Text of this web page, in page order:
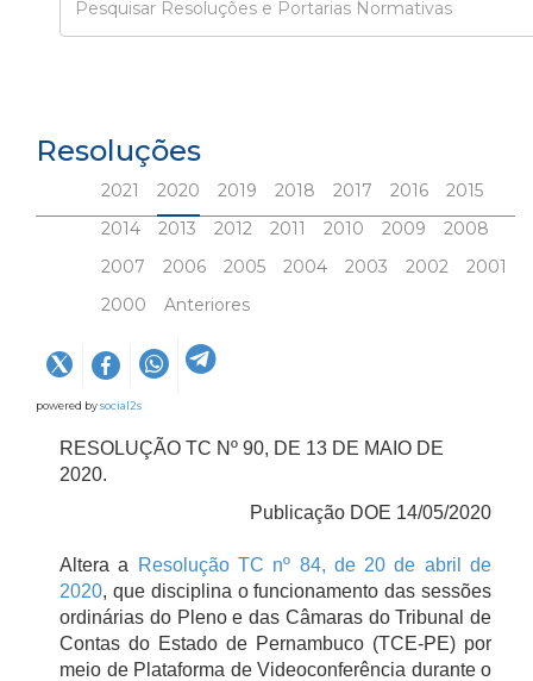
Resoluções
2021 2020 2019 2018 2017 2016
2015
2014
2013 2012 2011 2010 2009
2008
2007
2006 2005 2004 2003 2002
2001
2000
Anteriores
powered bysocial2s
RESOLUÇÃO TC Nº 90, DE 13 DE MAIO DE
2020.
Publicação DOE 14/05/2020
Altera a
Resolução TC nº 84, de 20 de abril de
2020, que disciplina o funcionamento das sessões
ordinárias do Pleno e das Câmaras do Tribunal de
Contas do Estado de Pernambuco (TCE-PE) por
meio de Plataforma de Videoconferência durante o